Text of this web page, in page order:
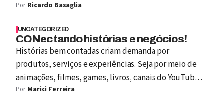
iraquianos em sua primeira missão de combate real.
Por Ricardo Basaglia
UNCATEGORIZED
CONectando histórias e negócios!
Histórias bem contadas criam demanda por
produtos, serviços e experiências. Seja por meio de
animações, filmes, games, livros, canais do YouTube,
apps ou marcas corporativas... todos são excelentes
Por Marici Ferreira